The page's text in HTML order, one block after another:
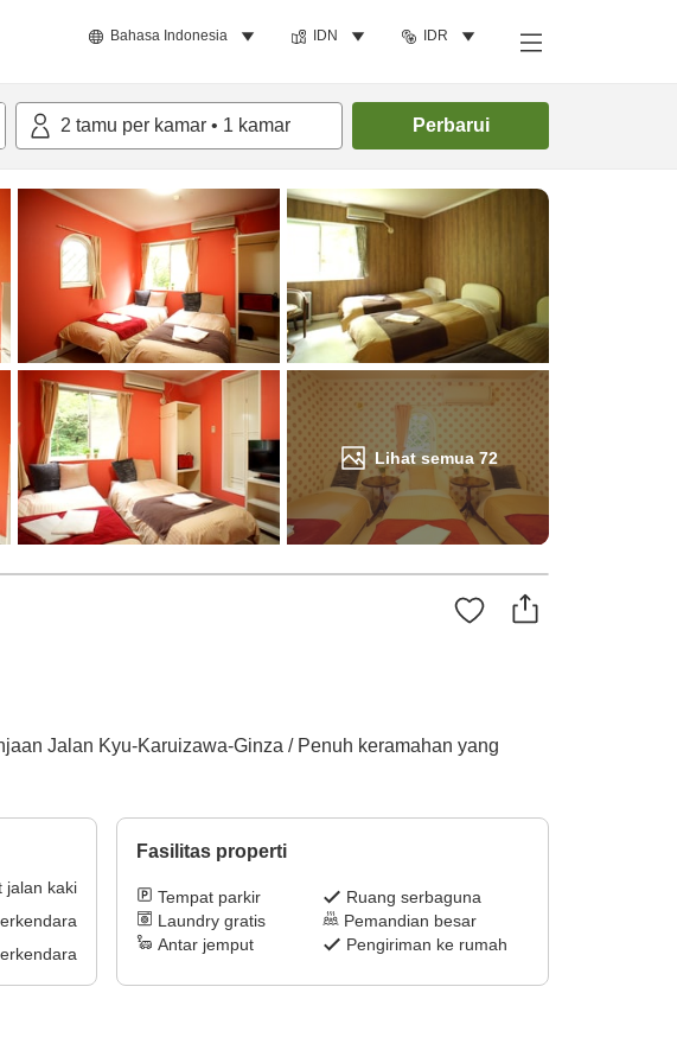
Bahasa Indonesia IDN IDR
2 tamu per kamar • 1 kamar Perbarui
Lihat semua72
Cari kamar
Jalan Kyu-Karuizawa-Ginza / Penuh keramahan yang
jalan kaki
Fasilitas properti
Tempat parkir
Ruang serbaguna
Laundry gratis
Pemandian besar
Antar jemput
Pengiriman ke rumah